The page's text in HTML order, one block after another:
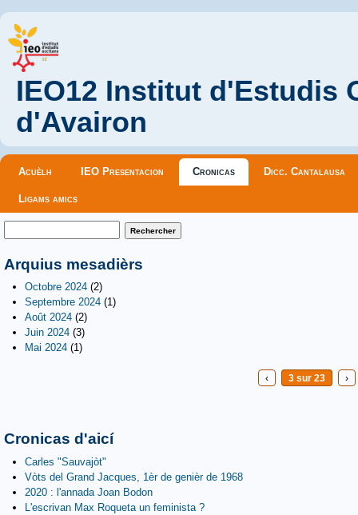
IEO12 Institut d'Estudis
d'Avairon
Menu principal
Acuèlh IEO Presentacion Cronicas Dicc. Cantalausa
Ligams amics
Formulaire de recherche
Arquius mesadièrs
Octobre 2024 (2)
Septembre 2024 (1)
Août 2024 (2)
Juin 2024 (3)
Mai 2024 (1)
‹ 3 sur 23 ›
Cronicas d'aicí
Carles "Sauvajòt"
Vòts del Grand Jacques, 1èr de genièr de 1968
2020 : l'annada Joan Bodon
L'escrivan Max Roqueta un feminista ?